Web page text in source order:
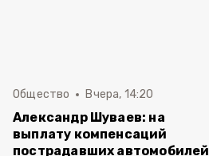
Общество Вчера, 14:20
Александр Шуваев: на
выплату компенсаций
пострадавших автомобилей